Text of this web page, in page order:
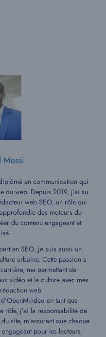
Messi
en communication qui
du web. Depuis 2019, j’ai su
web SEO, un rôle qui
des moteurs de
du contenu engageant et
en SEO, je suis aussi un
urbaine. Cette passion a
me permettant de
vidéo et la culture avec mes
web.
en tant que
rôle, j’ai la responsabilité de
site, m’assurant que chaque
pour les lecteurs.